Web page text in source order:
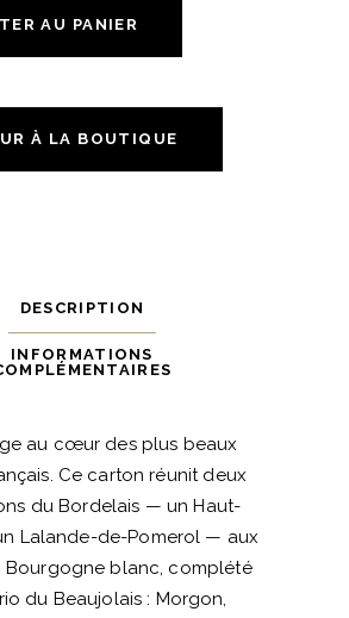
AU PANIER
À LA BOUTIQUE
DESCRIPTION
INFORMATIONS
au cœur des plus beaux
Ce carton réunit deux
du Bordelais — un Haut-
Lalande-de-Pomerol — aux
Bourgogne blanc, complété
du Beaujolais : Morgon,